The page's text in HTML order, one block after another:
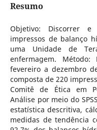
Resumo
Objetivo: Discorrer
impressos de balanço
uma Unidade de
enfermagem. Método:
fevereiro a dezembro
composta de 220
Comitê de Ética em
Análise por meio do
estatística descritiva,
medidas de tendência